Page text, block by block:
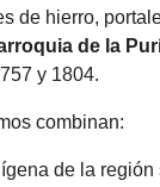
de hierro,
de la
y 1804.
combinan:
de la región